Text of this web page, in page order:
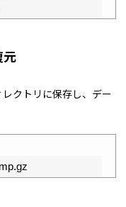
クトリに保存し、デー